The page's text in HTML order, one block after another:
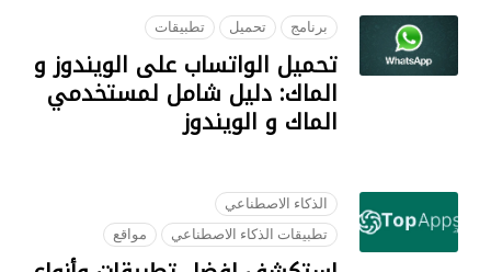
برنامج تحميل تطبيقات
تحميل الواتساب على الويندوز و
الماك: دليل شامل لمستخدمي
الماك و الويندوز
الذكاء الاصطناعي
تطبيقات الذكاء الاصطناعي
مواقع